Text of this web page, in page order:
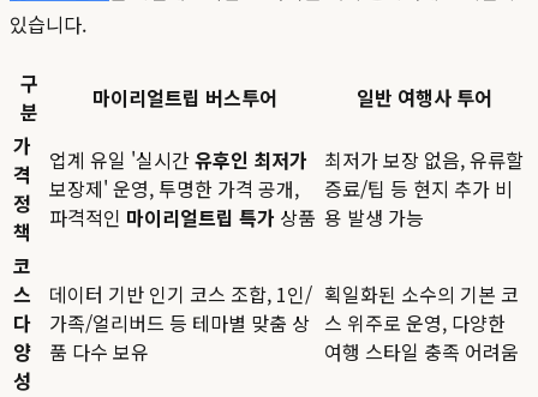
있습니다.
구
분
마이리얼트립 버스투어
일반 여행사 투어
가
격
정
책
업계 유일 '실시간유후인 최저가
보장제' 운영, 투명한 가격 공개,
파격적인 마이리얼트립 특가 상품
최저가 보장 없음, 유류할
증료/팁 등 현지 추가 비
용 발생 가능
코
스
다
양
성
데이터 기반 인기 코스 조합, 1인/
가족/얼리버드 등 테마별 맞춤 상
품 다수 보유
획일화된 소수의 기본 코
스 위주로 운영, 다양한
여행 스타일 충족 어려움